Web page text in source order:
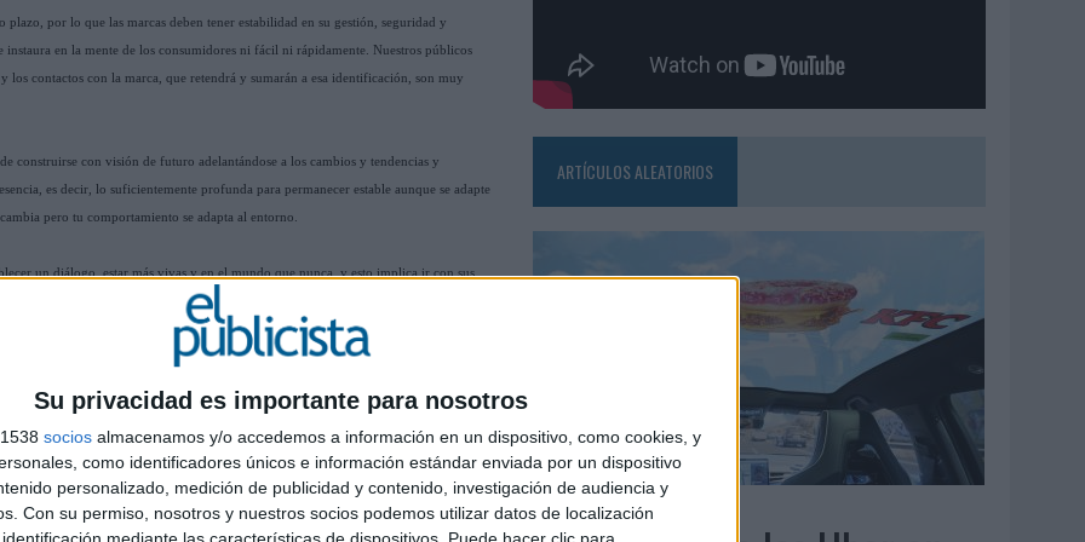
Su privacidad es importante para nosotros
socios almacenamos y/o accedemos a información en un dispositivo, como cookies, y
como identificadores únicos e información estándar enviada por un dispositivo
personalizado, medición de publicidad y contenido, investigación de audiencia y
Con su permiso, nosotros y nuestros socios podemos utilizar datos de localización
mediante las características de dispositivos. Puede hacer clic para
por lo que las marcas deben tener estabilidad en su gestión, seguridad y
en la mente de los consumidores ni fácil ni rápidamente. Nuestros públicos
contactos con la marca, que retendrá y sumarán a esa identificación, son muy
construirse con visión de futuro adelantándose a los cambios y tendencias y
es decir, lo suficientemente profunda para permanecer estable aunque se adapte
pero tu comportamiento se adapta al entorno.
un diálogo, estar más vivas y en el mundo que nunca, y esto implica ir con sus
SHARE ENVIAR PIN
ARTÍCULOS ALEATORIOS